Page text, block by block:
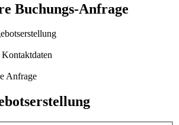
Buchungs-Anfrage
Anfrage